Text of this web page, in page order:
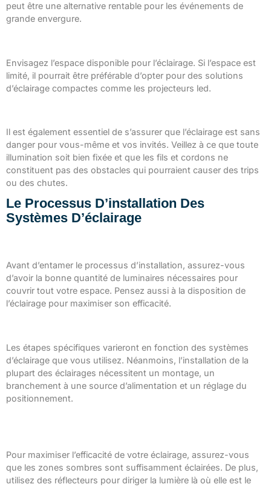
peut être une alternative rentable pour les événements de
grande envergure.
Envisagez l’espace disponible pour l’éclairage. Si l’espace est
limité, il pourrait être préférable d’opter pour des solutions
d’éclairage compactes comme les projecteurs led.
Il est également essentiel de s’assurer que l’éclairage est sans
danger pour vous-même et vos invités. Veillez à ce que toute
illumination soit bien fixée et que les fils et cordons ne
constituent pas des obstacles qui pourraient causer des trips
ou des chutes.
Le Processus D’installation Des
Systèmes D’éclairage
Avant d’entamer le processus d’installation, assurez-vous
d’avoir la bonne quantité de luminaires nécessaires pour
couvrir tout votre espace. Pensez aussi à la disposition de
l’éclairage pour maximiser son efficacité.
Les étapes spécifiques varieront en fonction des systèmes
d’éclairage que vous utilisez. Néanmoins, l’installation de la
plupart des éclairages nécessitent un montage, un
branchement à une source d’alimentation et un réglage du
positionnement.
Pour maximiser l’efficacité de votre éclairage, assurez-vous
que les zones sombres sont suffisamment éclairées. De plus,
utilisez des réflecteurs pour diriger la lumière là où elle est le